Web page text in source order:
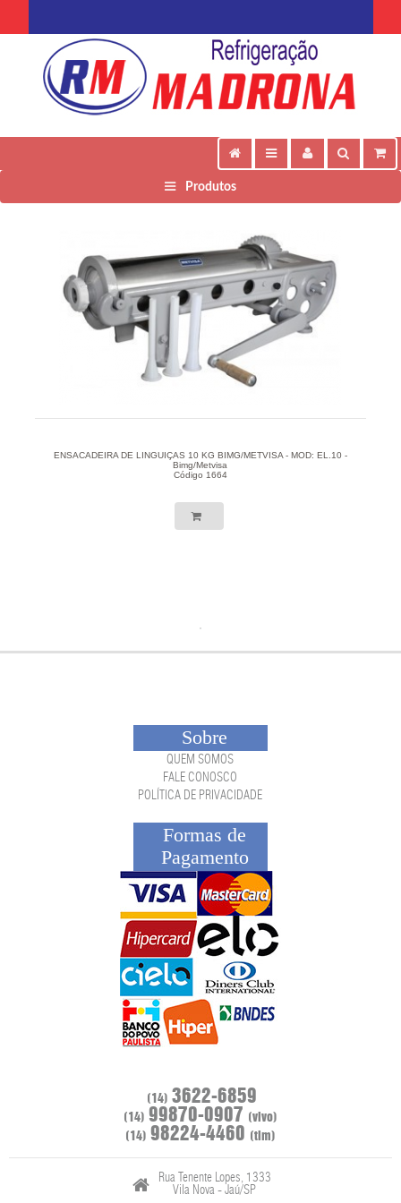
Produtos
ENSACADEIRA DE LINGUIÇAS 10 KG BIMG/METVISA - MOD: EL.10 -
Bimg/Metvisa
Código 1664
Sobre
QUEM SOMOS
FALE CONOSCO
POLÍTICA DE PRIVACIDADE
Formas de
Pagamento
(14)3622-6859
(14) 99870-0907 (vivo)
(14) 98224-4460 (tim)
Rua Tenente Lopes, 1333
Vila Nova - Jaú/SP